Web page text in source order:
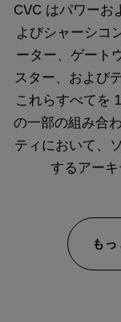
CVC はパワーお
よびシャーシコ
ーター、ゲート
スター、および
これらすべてを
の一部の組み合
ティにおいて、
するアーキ
も